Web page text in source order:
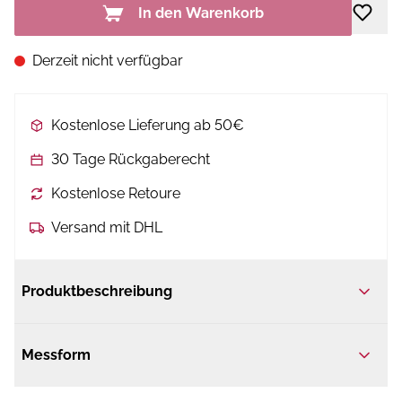
In den Warenkorb
Derzeit nicht verfügbar
Kostenlose Lieferung ab 50€
30 Tage Rückgaberecht
Kostenlose Retoure
Versand mit DHL
Produktbeschreibung
Messform